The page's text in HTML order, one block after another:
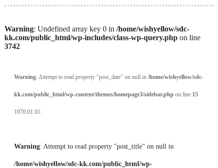
Warning: Undefined array key 0 in /home/wishyellow/sdc-
kk.com/public_html/wp-includes/class-wp-query.phpon line
3742
Warning: Attempt to read property "post_date" on null in /home/wishyellow/sdc-
kk.com/public_html/wp-content/themes/homepage3/sidebar.php on line 15
1970.01.01:
Warning: Attempt to read property "post_title" on null in
/home/wishyellow/sdc-kk.com/public_html/wp-